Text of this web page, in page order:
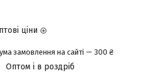
ціни
замовлення на сайті — 300 ₴
Оптом і в роздріб